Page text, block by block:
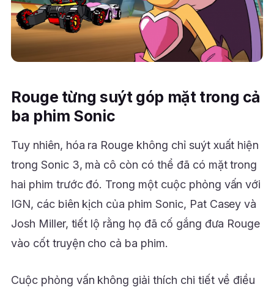
Rouge từng suýt góp mặt trong cả
ba phim Sonic
Tuy nhiên, hóa ra Rouge không chỉ suýt xuất hiện
trong Sonic 3, mà cô còn có thể đã có mặt trong
hai phim trước đó. Trong một cuộc phỏng vấn với
IGN, các biên kịch của phim Sonic, Pat Casey và
Josh Miller, tiết lộ rằng họ đã cố gắng đưa Rouge
vào cốt truyện cho cả ba phim.
Cuộc phỏng vấn không giải thích chi tiết về điều